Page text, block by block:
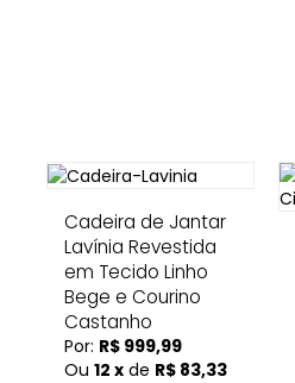
Cadeira de Jantar
Lavínia Revestida
em Tecido Linho
Bege e Courino
Castanho
Por: R$ 999,99
Ou 12 x de R$ 83,33